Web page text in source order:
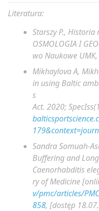
Literatura:
Starszy P., Historia
OSMOLOGIA I
wo Naukowe
Mikhaylova A,
in using Baltic
s
Act. 2020;
Sandra Somuah-
Buffering and
Caenorhabditis
ry of Medicine
v/pmc/articles/
858, [dostęp